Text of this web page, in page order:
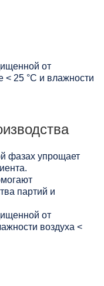
от
< 25 °C и влажности
фазах упрощает
партий и
от
воздуха <